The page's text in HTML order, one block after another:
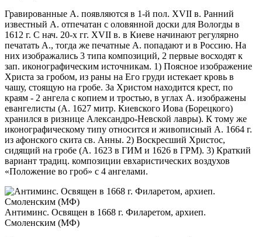
Гравированные А. появляются в 1-й пол. XVII в. Ранний
известный А. отпечатан с оловянной доски для Вологды в
1612 г. С нач. 20-х гг. XVII в. в Киеве начинают регулярно
печатать А., тогда же печатные А. попадают и в Россию. На
них изображались 3 типа композиций, 2 первые восходят к
зап. иконографическим источникам. 1) Поясное изображение
Христа за гробом, из раны на Его груди истекает кровь в
чашу, стоящую на гробе. За Христом находится крест, по
краям - 2 ангела с копием и тростью, в углах А. изображены
евангелисты (А. 1627 митр. Киевского Иова (Борецкого)
хранился в ризнице Александро-Невской лавры). К тому же
иконографическому типу относится и живописный А. 1664 г.
из афонского скита св. Анны. 2) Воскресший Христос,
сидящий на гробе (А. 1623 в ГИМ и 1626 в ГРМ). 3) Краткий
вариант традиц. композиции евхаристических воздухов
«Положение во гроб» с 4 ангелами.
Антиминс. Освящен в 1668 г. Филаретом, архиеп.
Смоленским (МФ)